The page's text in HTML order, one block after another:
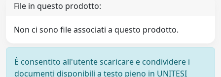
File in questo prodotto:
Non ci sono file associati a questo prodotto.
È consentito all'utente scaricare e condividere i
documenti disponibili a testo pieno in UNITESI